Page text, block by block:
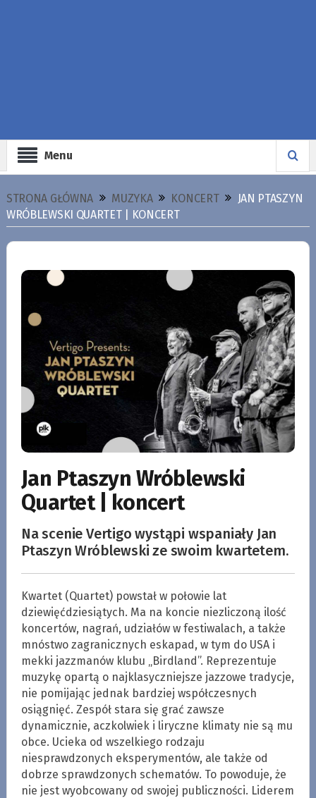
Menu
STRONA GŁÓWNA MUZYKA KONCERT
JAN PTASZYN
WRÓBLEWSKI QUARTET | KONCERT
Jan Ptaszyn Wróblewski
Quartet | koncert
Na scenie Vertigo wystąpi wspaniały Jan
Ptaszyn Wróblewski ze swoim kwartetem.
Kwartet (Quartet) powstał w połowie lat
dziewięćdziesiątych. Ma na koncie niezliczoną ilość
koncertów, nagrań, udziałów w festiwalach, a także
mnóstwo zagranicznych eskapad, w tym do USA i
mekki jazzmanów klubu „Birdland”. Reprezentuje
muzykę opartą o najklasyczniejsze jazzowe tradycje,
nie pomijając jednak bardziej współczesnych
osiągnięć. Zespół stara się grać zawsze
dynamicznie, aczkolwiek i liryczne klimaty nie są mu
obce. Ucieka od wszelkiego rodzaju
niesprawdzonych eksperymentów, ale także od
dobrze sprawdzonych schematów. To powoduje, że
nie jest wyobcowany od swojej publiczności. Liderem